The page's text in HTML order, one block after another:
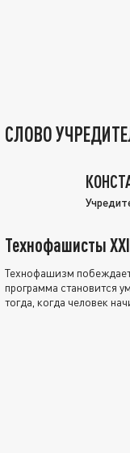
СЛОВО
Технофашисты
Технофашизм
программа становится
тогда, когда человек